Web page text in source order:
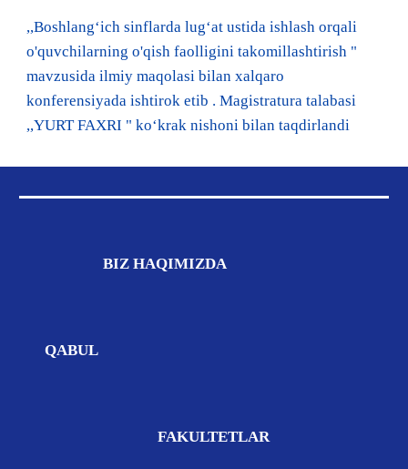
,,Boshlang‘ich sinflarda lug‘at ustida ishlash orqali
o'quvchilarning o'qish faolligini takomillashtirish "
mavzusida ilmiy maqolasi bilan xalqaro
konferensiyada ishtirok etib . Magistratura talabasi
,,YURT FAXRI " koʻkrak nishoni bilan taqdirlandi
BIZ HAQIMIZDA
QABUL
FAKULTETLAR